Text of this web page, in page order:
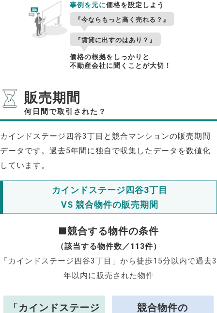
事例を元に価格を設定しよう
『今ならもっと高く売れる？』
『賃貸に出すのはあり？』
価格の根拠をしっかりと
不動産会社に聞くことが大切！
販売期間
何日間で取引された？
カインドステージ四谷3丁目と競合マンションの販売期間
データです。過去5年間に独自で収集したデータを数値化
しています。
カインドステージ四谷3丁目
VS 競合物件の販売期間
■競合する物件の条件
（該当する物件数／113件）
「カインドステージ四谷3丁目」から徒歩15分以内で過去3
年以内に販売された物件
「カインドステージ
競合物件の